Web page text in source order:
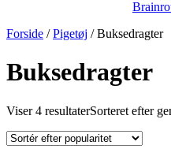
Forside /Pigetøj / Buksedragter
Buksedragter
Viser 4 resultaterSorteret efter